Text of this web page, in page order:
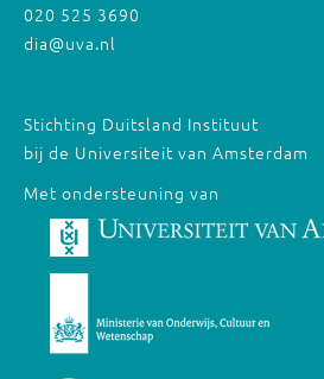
020 525 3690
dia@uva.nl
Stichting Duitsland Instituut
bij de Universiteit van Amsterdam
Met ondersteuning van